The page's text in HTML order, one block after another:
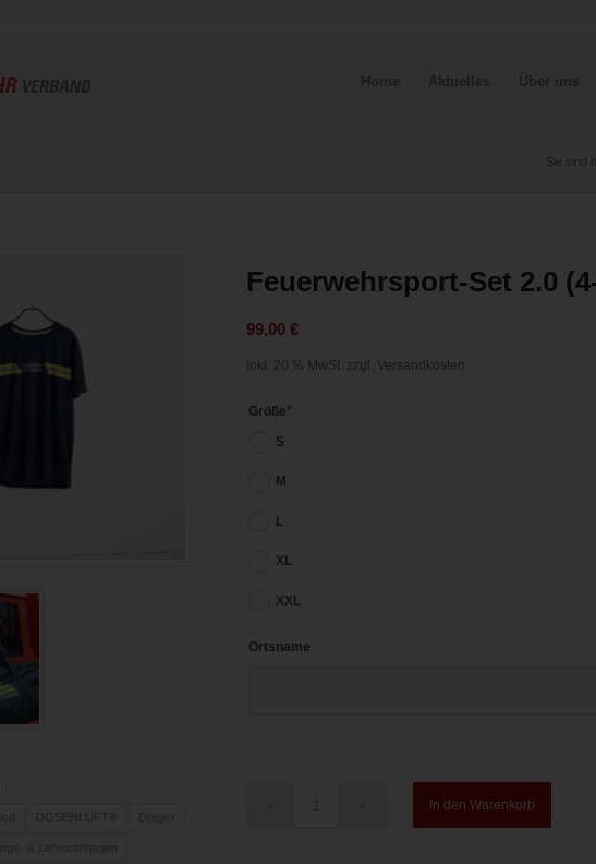
Sie sind
Feuerwehrsport-Set 2.0
99,00€
inkl. 20 % MwSt. zzgl. Versandkosten
Größe*
S
M
L
XL
XXL
Ortsname
In den Warenkorb